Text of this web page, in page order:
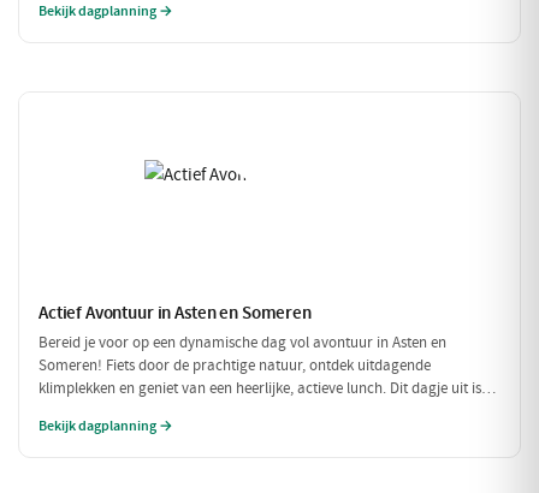
Bekijk dagplanning →
Actief Avontuur in Asten en Someren
Bereid je voor op een dynamische dag vol avontuur in Asten en
Someren! Fiets door de prachtige natuur, ontdek uitdagende
klimplekken en geniet van een heerlijke, actieve lunch. Dit dagje uit is
Bekijk dagplanning →